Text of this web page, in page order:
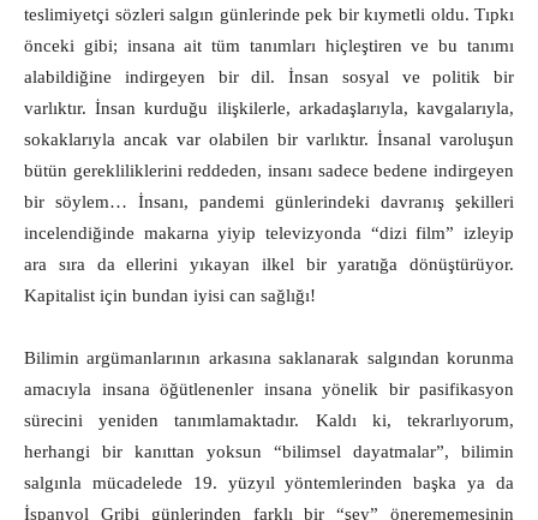
teslimiyetçi sözleri salgın günlerinde pek bir kıymetli oldu. Tıpkı
önceki gibi; insana ait tüm tanımları hiçleştiren ve bu tanımı
alabildiğine indirgeyen bir dil. İnsan sosyal ve politik bir
varlıktır. İnsan kurduğu ilişkilerle, arkadaşlarıyla, kavgalarıyla,
sokaklarıyla ancak var olabilen bir varlıktır. İnsanal varoluşun
bütün gerekliliklerini reddeden, insanı sadece bedene indirgeyen
bir söylem… İnsanı, pandemi günlerindeki davranış şekilleri
incelendiğinde makarna yiyip televizyonda “dizi film” izleyip
ara sıra da ellerini yıkayan ilkel bir yaratığa dönüştürüyor.
Kapitalist için bundan iyisi can sağlığı!
Bilimin argümanlarının arkasına saklanarak salgından korunma
amacıyla insana öğütlenenler insana yönelik bir pasifikasyon
sürecini yeniden tanımlamaktadır. Kaldı ki, tekrarlıyorum,
herhangi bir kanıttan yoksun “bilimsel dayatmalar”, bilimin
salgınla mücadelede 19. yüzyıl yöntemlerinden başka ya da
İspanyol Gribi günlerinden farklı bir “şey” önerememesinin